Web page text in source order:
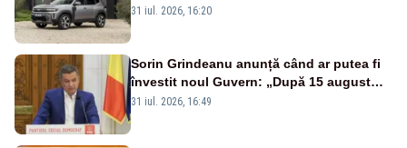
topul vânzărilor din Ucraina
31 iul. 2026, 16:20
Sorin Grindeanu anunță când ar putea fi
învestit noul Guvern: „După 15 august
sunt șanse mai mari”
31 iul. 2026, 16:49